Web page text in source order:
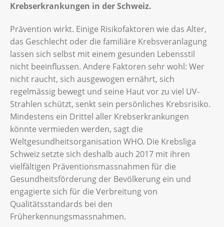
Krebserkrankungen in der Schweiz.
Prävention wirkt. Einige Risikofaktoren wie das Alter,
das Geschlecht oder die familiäre Krebsveranlagung
lassen sich selbst mit einem gesunden Lebensstil
nicht beeinflussen. Andere Faktoren sehr wohl: Wer
nicht raucht, sich ausgewogen ernährt, sich
regelmässig bewegt und seine Haut vor zu viel UV-
Strahlen schützt, senkt sein persönliches Krebsrisiko.
Mindestens ein Drittel aller Krebserkrankungen
könnte vermieden werden, sagt die
Weltgesundheitsorganisation WHO. Die Krebsliga
Schweiz setzte sich deshalb auch 2017 mit ihren
vielfältigen Präventionsmassnahmen für die
Gesundheitsförderung der Bevölkerung ein und
engagierte sich für die Verbreitung von
Qualitätsstandards bei den
Früherkennungsmassnahmen.